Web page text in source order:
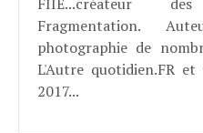
Fragmentation.
photographie de
L'Autre quotidien.FR et
2017...